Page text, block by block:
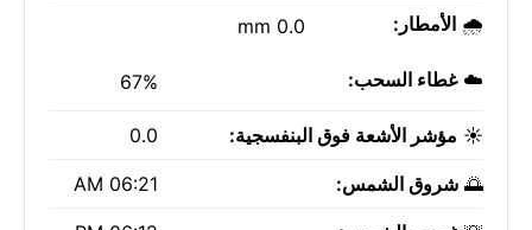
🌧️ الأمطار: 0.0 mm
☁️غطاء السحب: 67%
☀️ مؤشر الأشعة فوق البنفسجية: 0.0
🌅 شروق الشمس: 06:21 AM